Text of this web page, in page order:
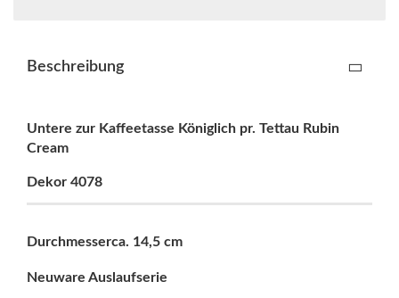
Beschreibung
Untere zur Kaffeetasse Königlich pr. Tettau Rubin
Cream
Dekor 4078
Durchmesserca. 14,5 cm
Neuware Auslaufserie